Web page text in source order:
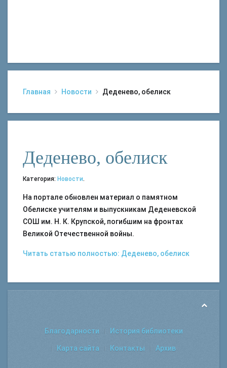
Главная Новости Деденево, обелиск
Деденево, обелиск
Категория: Новости.
На портале обновлен материал о памятном
Обелиске учителям и выпускникам Деденевской
СОШ им. Н. К. Крупской, погибшим на фронтах
Великой Отечественной войны.
Читать статью полностью: Деденево, обелиск
Благодарности История библиотеки
Карта сайта Контакты Архив